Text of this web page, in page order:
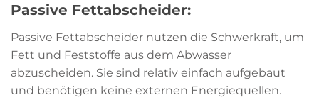
Passive Fettabscheider:
Passive Fettabscheider nutzen die Schwerkraft, um
Fett und Feststoffe aus dem Abwasser
abzuscheiden. Sie sind relativ einfach aufgebaut
und benötigen keine externen Energiequellen.